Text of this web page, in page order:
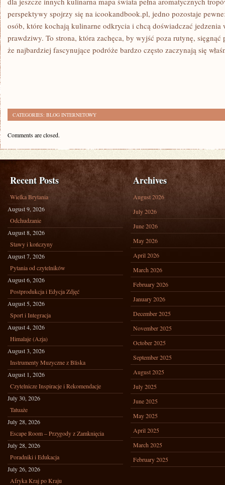
perspektywy spojrzy się na icookandbook.pl, jedno pozostaje
osób, które kochają kulinarne odkrycia i chcą doświadczać
prawdziwy. To strona, która zachęca, by wyjść poza rutynę, sięgnąć
że najbardziej fascynujące podróże bardzo często zaczynają się
CATEGORIES: BLOG INTERNETOWY
Comments are closed.
Recent Posts
Wielka Brytania
August 9, 2026
Odchudzanie
August 8, 2026
Stawy i kończyny
August 7, 2026
Pytania od czytelników
August 6, 2026
Postprodukcja i Edycja Zdjęć
August 5, 2026
Sport i Integracja
August 4, 2026
Himalaje (Azja)
August 3, 2026
Instrumenty Muzyczne z Bliska
August 1, 2026
Czytelnicze Inspiracje i Rekomendacje
July 30, 2026
Tatuaże
July 28, 2026
Escape Room – Przygody z Zamknięcia
July 28, 2026
Poradniki i Edukacja
July 26, 2026
Afryka Kraj po Kraju
Archives
August 2026
July 2026
June 2026
May 2026
April 2026
March 2026
February 2026
January 2026
December 2025
November 2025
October 2025
September 2025
August 2025
July 2025
June 2025
May 2025
April 2025
March 2025
February 2025